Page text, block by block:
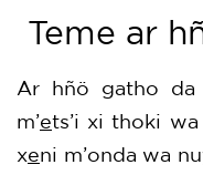
Teme ar
Ar hñö gatho da
m’ets’i xi thoki
xeni m’onda wa